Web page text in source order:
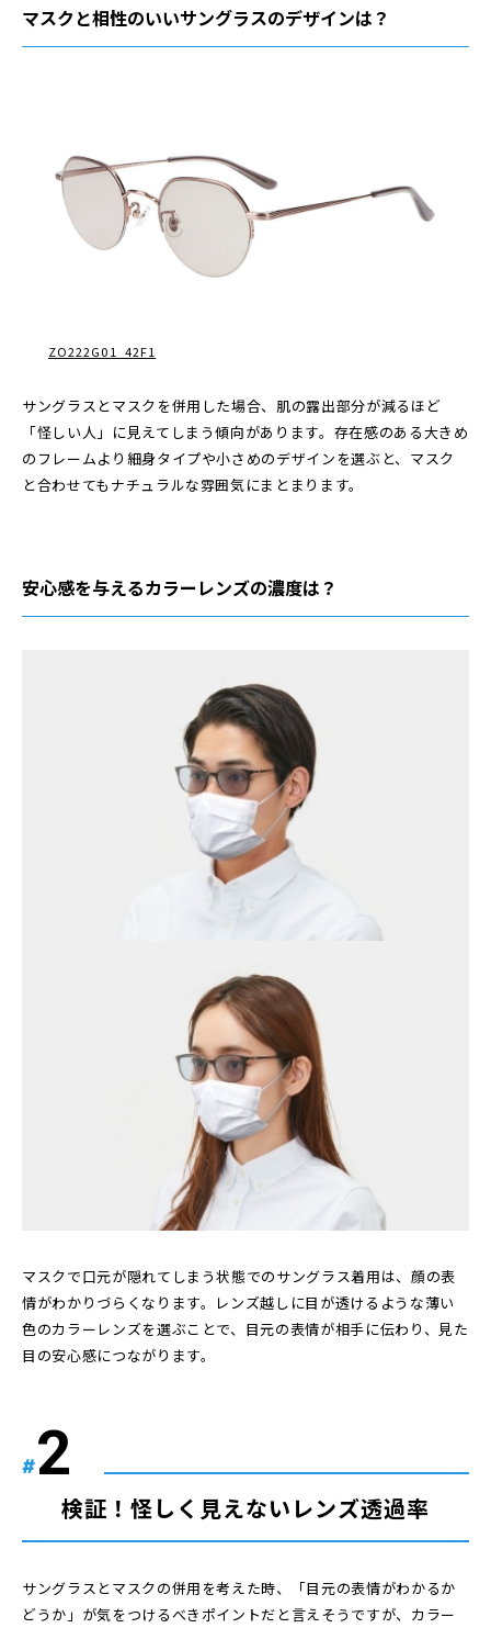
マスクと相性のいいサングラスのデザインは？
ZO222G01_42F1
サングラスとマスクを併用した場合、肌の露出部分が減るほど
「怪しい人」に見えてしまう傾向があります。存在感のある大きめ
のフレームより細身タイプや小さめのデザインを選ぶと、マスク
と合わせてもナチュラルな雰囲気にまとまります。
安心感を与えるカラーレンズの濃度は？
マスクで口元が隠れてしまう状態でのサングラス着用は、顔の表
情がわかりづらくなります。レンズ越しに目が透けるような薄い
色のカラーレンズを選ぶことで、目元の表情が相手に伝わり、見た
目の安心感につながります。
#
検証！怪しく見えないレンズ透過率
サングラスとマスクの併用を考えた時、「目元の表情がわかるか
どうか」が気をつけるべきポイントだと言えそうですが、カラー